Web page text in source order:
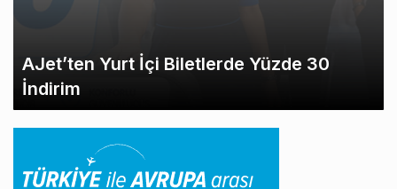
AJet’ten Yurt İçi Biletlerde Yüzde 30
İndirim